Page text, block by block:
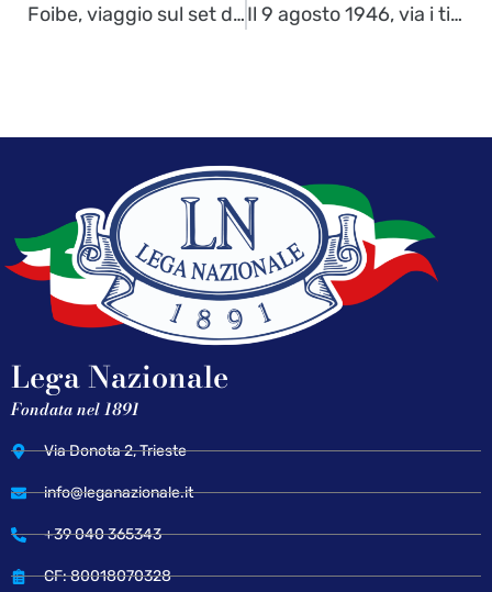
Foibe, viaggio sul set del film che rievoca la tragedia negata (dal “Corriere della Sera” del 12/07/04) Il 9 agosto 1946, via i titini da Gorizia
Lega Nazionale
Fondata nel 1891
Via Donota 2, Trieste
info@leganazionale.it
+39 040 365343
CF: 80018070328